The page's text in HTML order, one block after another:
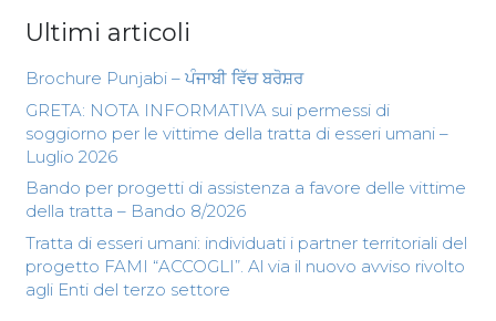
Ultimi articoli
Brochure Punjabi – ਪੰਜਾਬੀ ਵਿੱਚ ਬਰੋਸ਼ਰ
GRETA: NOTA INFORMATIVA sui permessi di
soggiorno per le vittime della tratta di esseri umani –
Luglio 2026
Bando per progetti di assistenza a favore delle vittime
della tratta – Bando 8/2026
Tratta di esseri umani: individuati i partner territoriali del
progetto FAMI “ACCOGLI”. Al via il nuovo avviso rivolto
agli Enti del terzo settore